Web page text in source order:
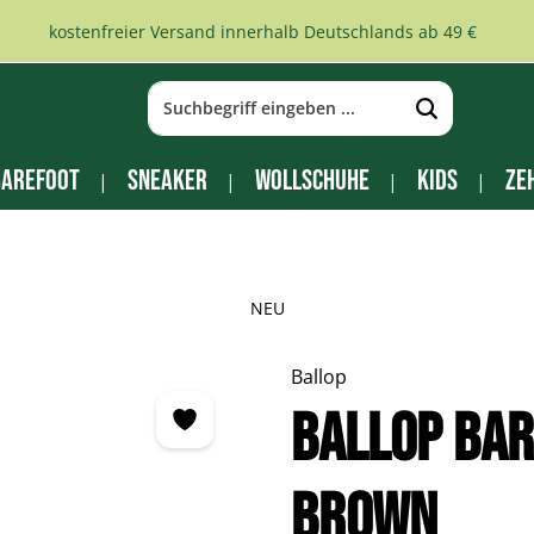
kostenfreier Versand innerhalb Deutschlands ab 49 €
Sneaker Wollschuhe Kids
NEU
Ballop
Ballop